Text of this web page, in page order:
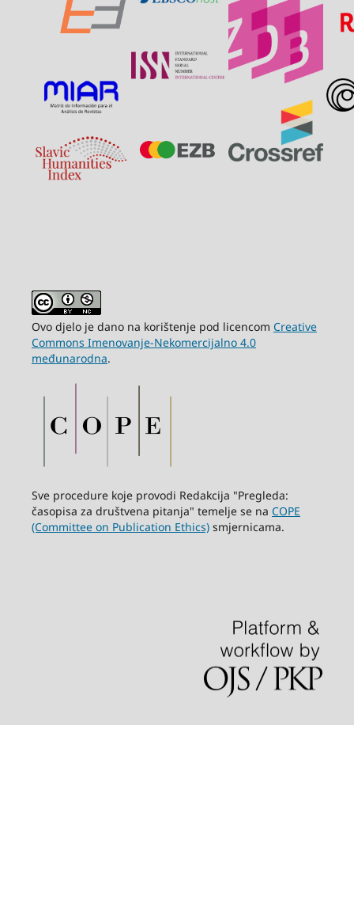
Ovo djelo je dano na korištenje pod licencom Creative
Commons Imenovanje-Nekomercijalno 4.0
međunarodna.
Sve procedure koje provodi Redakcija "Pregleda:
časopisa za društvena pitanja" temelje se na COPE
(Committee on Publication Ethics)smjernicama.